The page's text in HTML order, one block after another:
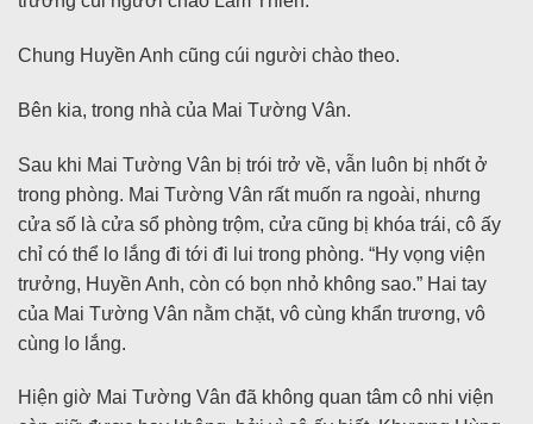
Chung Huyền Anh cũng cúi người chào theo.
Bên kia, trong nhà của Mai Tường Vân.
Sau khi Mai Tường Vân bị trói trở về, vẫn luôn bị nhốt ở
trong phòng. Mai Tường Vân rất muốn ra ngoài, nhưng
cửa số là cửa sổ phòng trộm, cửa cũng bị khóa trái, cô ấy
chỉ có thể lo lắng đi tới đi lui trong phòng. “Hy vọng viện
trưởng, Huyền Anh, còn có bọn nhỏ không sao.” Hai tay
của Mai Tường Vân nằm chặt, vô cùng khẩn trương, vô
cùng lo lắng.
Hiện giờ Mai Tường Vân đã không quan tâm cô nhi viện